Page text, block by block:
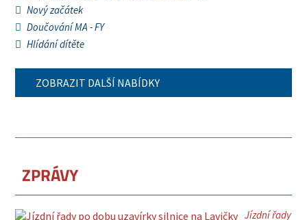
Nový začátek
Doučování MA - FY
Hlídání dítěte
ZOBRAZIT DALŠÍ NABÍDKY
ZPRÁVY
Jízdní řady